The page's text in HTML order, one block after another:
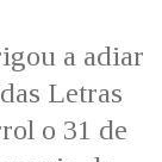
a adiar
Letras
o 31 de